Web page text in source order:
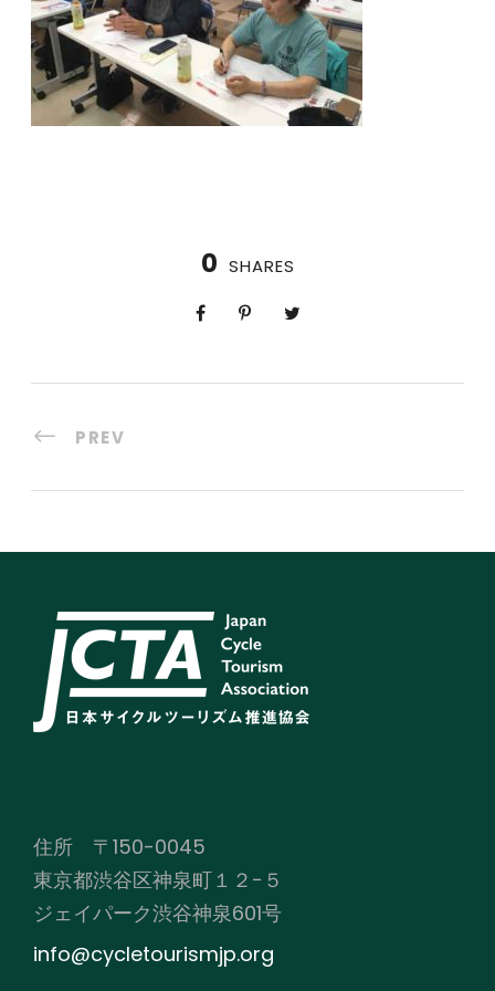
0 SHARES
PREV
住所 〒150-0045
東京都渋谷区神泉町１２−５
ジェイパーク渋谷神泉601号
info@cycletourismjp.org